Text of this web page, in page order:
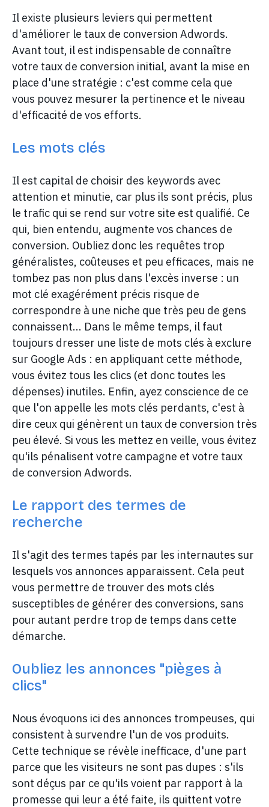
Il existe plusieurs leviers qui permettent
d'améliorer le taux de conversion Adwords.
Avant tout, il est indispensable de connaître
votre taux de conversion initial, avant la mise en
place d'une stratégie : c'est comme cela que
vous pouvez mesurer la pertinence et le niveau
d'efficacité de vos efforts.
Les mots clés
Il est capital de choisir des keywords avec
attention et minutie, car plus ils sont précis, plus
le trafic qui se rend sur votre site est qualifié. Ce
qui, bien entendu, augmente vos chances de
conversion. Oubliez donc les requêtes trop
généralistes, coûteuses et peu efficaces, mais ne
tombez pas non plus dans l'excès inverse : un
mot clé exagérément précis risque de
correspondre à une niche que très peu de gens
connaissent... Dans le même temps, il faut
toujours dresser une liste de mots clés à exclure
sur Google Ads : en appliquant cette méthode,
vous évitez tous les clics (et donc toutes les
dépenses) inutiles. Enfin, ayez conscience de ce
que l'on appelle les mots clés perdants, c'est à
dire ceux qui génèrent un taux de conversion très
peu élevé. Si vous les mettez en veille, vous évitez
qu'ils pénalisent votre campagne et votre taux
de conversion Adwords.
Le rapport des termes de
recherche
Il s'agit des termes tapés par les internautes sur
lesquels vos annonces apparaissent. Cela peut
vous permettre de trouver des mots clés
susceptibles de générer des conversions, sans
pour autant perdre trop de temps dans cette
démarche.
Oubliez les annonces "pièges à
clics"
Nous évoquons ici des annonces trompeuses, qui
consistent à survendre l'un de vos produits.
Cette technique se révèle inefficace, d'une part
parce que les visiteurs ne sont pas dupes : s'ils
sont déçus par ce qu'ils voient par rapport à la
promesse qui leur a été faite, ils quittent votre